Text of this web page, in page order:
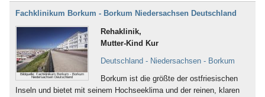
Fachklinikum Borkum - Borkum Niedersachsen Deutschland
Bildquelle: Fachklinikum Borkum - Borkum
Niedersachsen Deutschland
Rehaklinik,
Mutter-Kind Kur
Deutschland - Niedersachsen - Borkum
Borkum ist die größte der ostfriesischen
Inseln und bietet mit seinem Hochseeklima und der reinen, klaren